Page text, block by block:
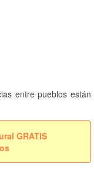
entre pueblos están
GRATIS